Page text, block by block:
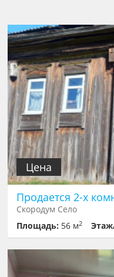
Цена
Продается 2-х
Скородум Село
Площадь: 56 м2